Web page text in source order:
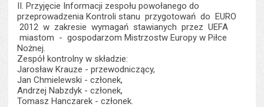
II. Przyjęcie Informacji zespołu powołanego do
przeprowadzenia Kontroli stanu przygotowań do EURO
2012 w zakresie wymagań stawianych przez UEFA
miastom - gospodarzom Mistrzostw Europy w Piłce
Nożnej.
Zespół kontrolny w składzie:
Jarosław Krauze - przewodniczący,
Jan Chmielewski - członek,
Andrzej Nabzdyk - członek,
Tomasz Hanczarek - członek.